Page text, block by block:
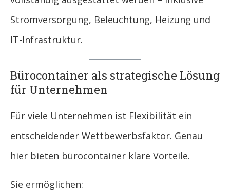
Stromversorgung, Beleuchtung, Heizung und
IT-Infrastruktur.
Bürocontainer als strategische Lösung
für Unternehmen
Für viele Unternehmen ist Flexibilität ein
entscheidender Wettbewerbsfaktor. Genau
hier bieten bürocontainer klare Vorteile.
Sie ermöglichen: